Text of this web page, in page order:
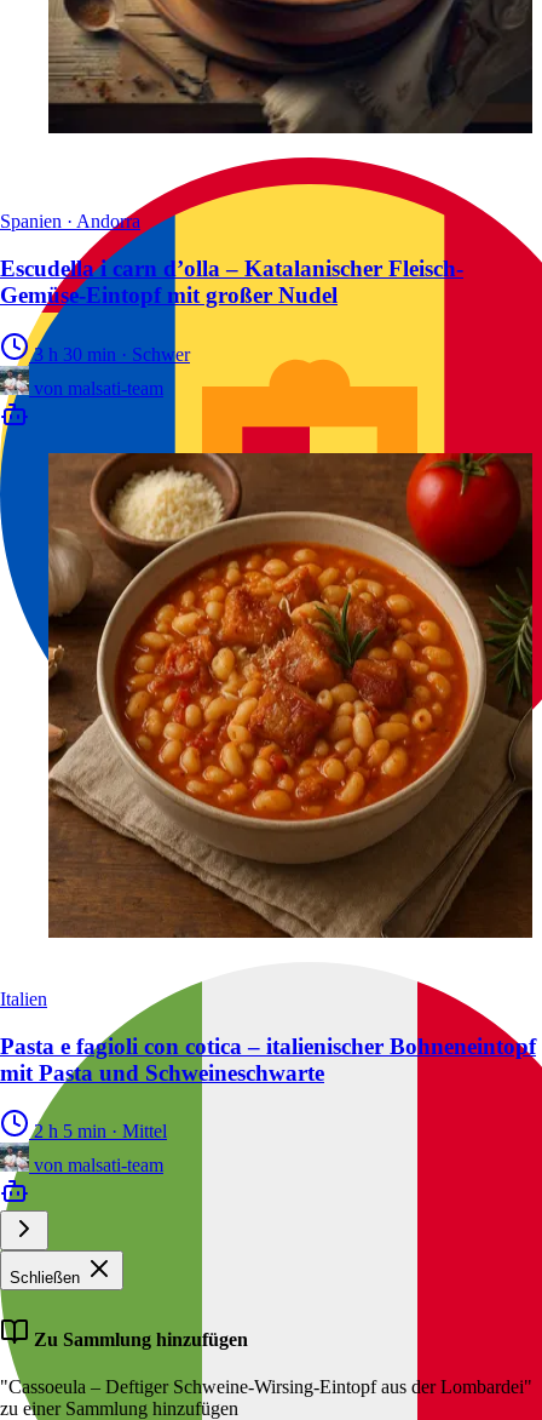
Spanien · Andorra
Escudella i carn d’olla – Katalanischer Fleisch-
Gemüse-Eintopf mit großer Nudel
3 h 30 min · Schwer
von malsati-team
Italien
Pasta e fagioli con cotica – italienischer Bohneneintopf
mit Pasta und Schweineschwarte
2 h 5 min · Mittel
von malsati-team
Schließen
Zu Sammlung hinzufügen
"Cassoeula – Deftiger Schweine‑Wirsing‑Eintopf aus der Lombardei"
zu einer Sammlung hinzufügen